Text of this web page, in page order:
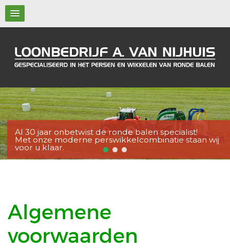
Al 30 jaar onbetwist de ronde balen specialist!
Met onze moderne perswikkelcombinatie staan wij
voor u klaar.
Algemene
voorwaarden